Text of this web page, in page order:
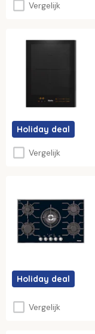
Vergelijk
Holiday deal
Vergelijk
Holiday deal
Vergelijk